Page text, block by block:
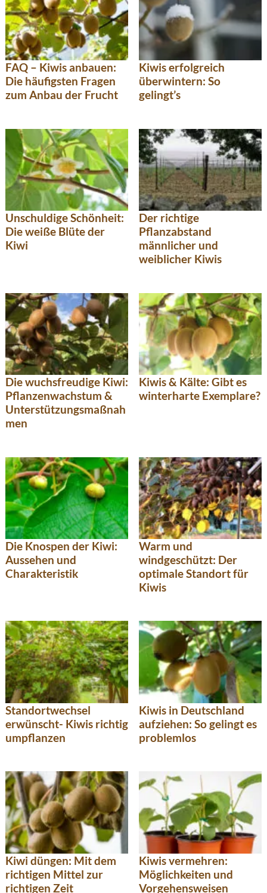
FAQ – Kiwis anbauen:
Die häufigsten Fragen
zum Anbau der Frucht
Kiwis erfolgreich
überwintern: So
gelingt’s
Unschuldige Schönheit:
Die weiße Blüte der
Kiwi
Der richtige
Pflanzabstand
männlicher und
weiblicher Kiwis
Die wuchsfreudige Kiwi:
Pflanzenwachstum &
Unterstützungsmaßnah
men
Kiwis & Kälte: Gibt es
winterharte Exemplare?
Die Knospen der Kiwi:
Aussehen und
Charakteristik
Warm und
windgeschützt: Der
optimale Standort für
Kiwis
Standortwechsel
erwünscht- Kiwis richtig
umpflanzen
Kiwis in Deutschland
aufziehen: So gelingt es
problemlos
Kiwi düngen: Mit dem
richtigen Mittel zur
richtigen Zeit
Kiwis vermehren:
Möglichkeiten und
Vorgehensweisen